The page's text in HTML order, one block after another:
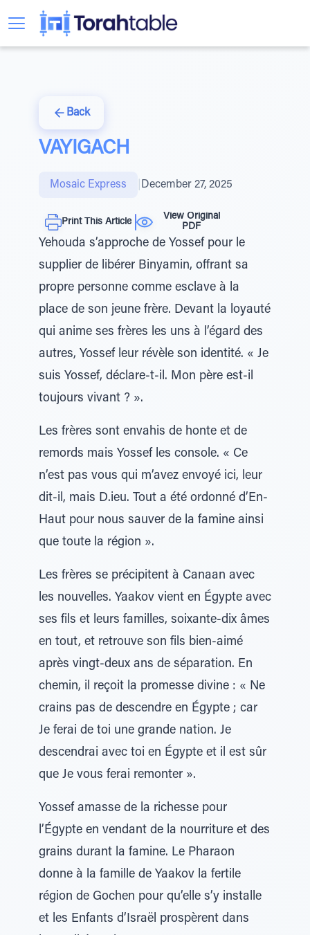
Back
VAYIGACH
Mosaic Express December 27, 2025
Print This Article
View Original
PDF
Yehouda s’approche de Yossef pour le
supplier de libérer Binyamin, offrant sa
propre personne comme esclave à la
place de son jeune frère. Devant la loyauté
qui anime ses frères les uns à l’égard des
autres, Yossef leur révèle son identité. « Je
suis Yossef, déclare-t-il. Mon père est-il
toujours vivant ? ».
Les frères sont envahis de honte et de
remords mais Yossef les console. « Ce
n’est pas vous qui m’avez envoyé ici, leur
dit-il, mais D.ieu. Tout a été ordonné d’En-
Haut pour nous sauver de la famine ainsi
que toute la région ».
Les frères se précipitent à Canaan avec
les nouvelles. Yaakov vient en Égypte avec
ses fils et leurs familles, soixante-dix âmes
en tout, et retrouve son fils bien-aimé
après vingt-deux ans de séparation. En
chemin, il reçoit la promesse divine : « Ne
crains pas de descendre en Égypte ; car
Je ferai de toi une grande nation. Je
descendrai avec toi en Égypte et il est sûr
que Je vous ferai remonter ».
Yossef amasse de la richesse pour
l’Égypte en vendant de la nourriture et des
grains durant la famine. Le Pharaon
donne à la famille de Yaakov la fertile
région de Gochen pour qu’elle s’y installe
et les Enfants d’Israël prospèrent dans